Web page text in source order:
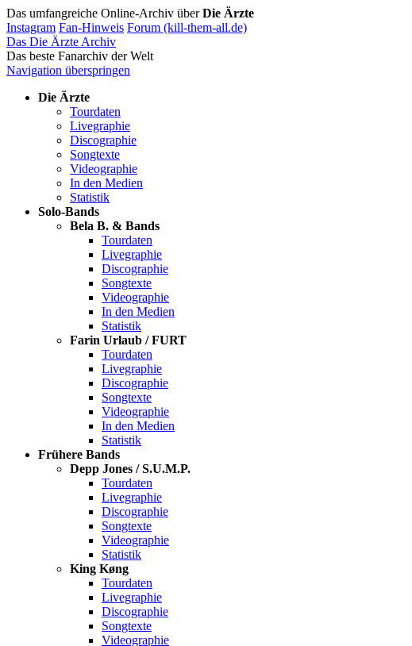
Das umfangreiche Online-Archiv überDie Ärzte
Instagram Fan-Hinweis Forum (kill-them-all.de)
Das Die Ärzte Archiv
Das beste Fanarchiv der Welt
Navigation überspringen
Die Ärzte
Tourdaten
Livegraphie
Discographie
Songtexte
Videographie
In den Medien
Statistik
Solo-Bands
Bela B. & Bands
Tourdaten
Livegraphie
Discographie
Songtexte
Videographie
In den Medien
Statistik
Farin Urlaub / FURT
Tourdaten
Livegraphie
Discographie
Songtexte
Videographie
In den Medien
Statistik
Frühere Bands
Depp Jones / S.U.M.P.
Tourdaten
Livegraphie
Discographie
Songtexte
Videographie
Statistik
King Køng
Tourdaten
Livegraphie
Discographie
Songtexte
Videographie